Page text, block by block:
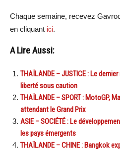
Chaque semaine, recevez
en cliquant ici.
A Lire Aussi:
THAÏLANDE – JUSTICE : Le
liberté sous caution
THAÏLANDE – SPORT : MotoGP,
attendant le Grand Prix
ASIE – SOCIÉTÉ : Le
les pays émergents
THAÏLANDE – CHINE : Bangkok